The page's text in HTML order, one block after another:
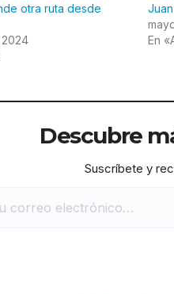
otra ruta desde
En
Descubre
Suscríbete y